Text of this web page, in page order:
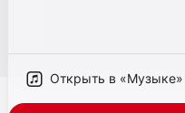
Открыть в «Музыке»